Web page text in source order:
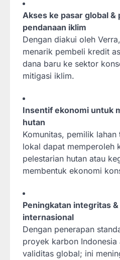
Akses ke pasar global &
pendanaan iklim
Dengan diakui oleh
menarik pembeli kredit
dana baru ke sektor
mitigasi iklim.
Insentif ekonomi untuk
hutan
Komunitas, pemilik
lokal dapat memperoleh
pelestarian hutan atau
membentuk ekonomi
Peningkatan integritas
internasional
Dengan penerapan
proyek karbon Indonesia
validitas global; ini